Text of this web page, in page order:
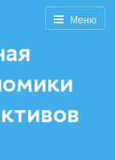
Меню